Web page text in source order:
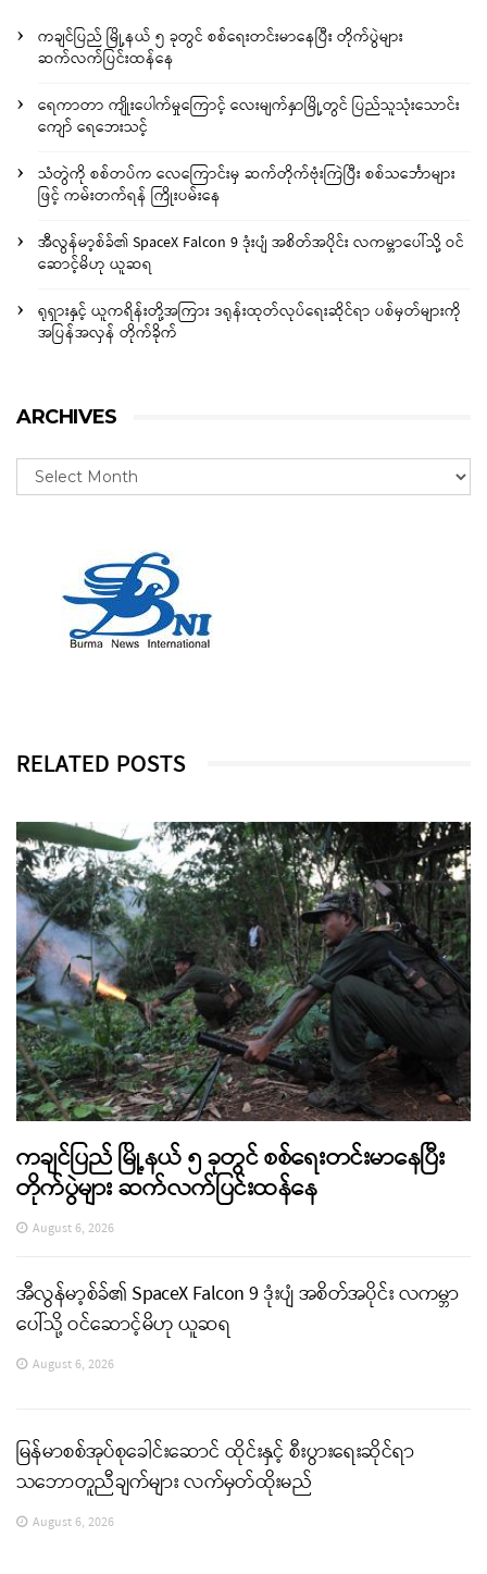
ကချင်ပြည် မြို့နယ် ၅ ခုတွင် စစ်ရေးတင်းမာနေပြီး တိုက်ပွဲများ
ဆက်လက်ပြင်းထန်နေ
ရေကာတာ ကျိုးပေါက်မှုကြောင့် လေးမျက်နှာမြို့တွင် ပြည်သူသုံးသောင်း
ကျော် ရေဘေးသင့်
သံတွဲကို စစ်တပ်က လေကြောင်းမှ ဆက်တိုက်ဗုံးကြဲပြီး စစ်သင်္ဘောများ
ဖြင့် ကမ်းတက်ရန် ကြိုးပမ်းနေ
အီလွန်မာ့စ်ခ်၏ SpaceX Falcon 9 ဒုံးပျံ အစိတ်အပိုင်း လကမ္ဘာပေါ်သို့ ဝင်
ဆောင့်မိဟု ယူဆရ
ရုရှားနှင့် ယူကရိန်းတို့အကြား ဒရုန်းထုတ်လုပ်ရေးဆိုင်ရာ ပစ်မှတ်များကို
အပြန်အလှန် တိုက်ခိုက်
ARCHIVES
RELATED POSTS
ကချင်ပြည် မြို့နယ် ၅ ခုတွင် စစ်ရေးတင်းမာနေပြီး
တိုက်ပွဲများ ဆက်လက်ပြင်းထန်နေ
August 6, 2026
အီလွန်မာ့စ်ခ်၏ SpaceX Falcon 9 ဒုံးပျံ အစိတ်အပိုင်း လကမ္ဘာ
ပေါ်သို့ ဝင်ဆောင့်မိဟု ယူဆရ
August 6, 2026
မြန်မာစစ်အုပ်စုခေါင်းဆောင် ထိုင်းနှင့် စီးပွားရေးဆိုင်ရာ
သဘောတူညီချက်များ လက်မှတ်ထိုးမည်
August 6, 2026